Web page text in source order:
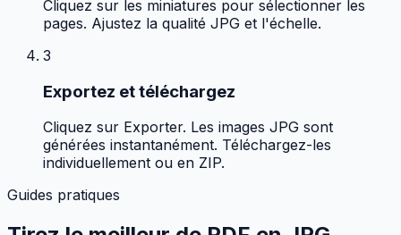
Cliquez sur les miniatures pour sélectionner les
pages. Ajustez la qualité JPG et l'échelle.
3
Exportez et téléchargez
Cliquez sur Exporter. Les images JPG sont
générées instantanément. Téléchargez-les
individuellement ou en ZIP.
Guides pratiques